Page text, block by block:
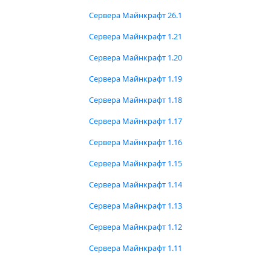
Сервера Майнкрафт 26.1
Сервера Майнкрафт 1.21
Сервера Майнкрафт 1.20
Сервера Майнкрафт 1.19
Сервера Майнкрафт 1.18
Сервера Майнкрафт 1.17
Сервера Майнкрафт 1.16
Сервера Майнкрафт 1.15
Сервера Майнкрафт 1.14
Сервера Майнкрафт 1.13
Сервера Майнкрафт 1.12
Сервера Майнкрафт 1.11